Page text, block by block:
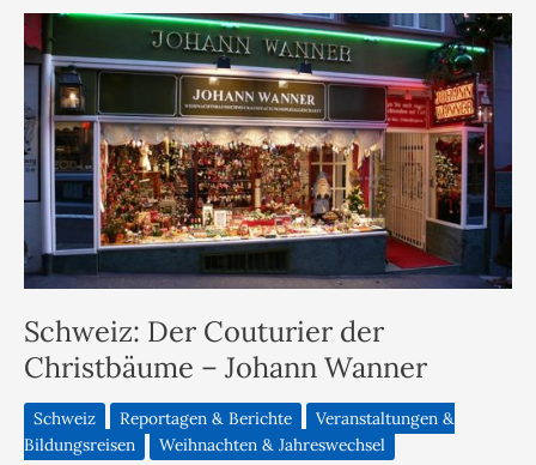
Schweiz: Der Couturier der
Christbäume – Johann Wanner
Schweiz Reportagen & Berichte
Veranstaltungen &
Bildungsreisen
Weihnachten & Jahreswechsel